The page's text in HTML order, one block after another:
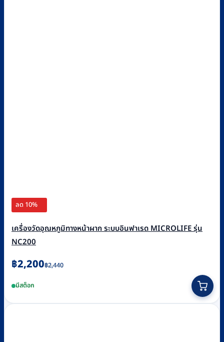
ลด 10%
เครื่องวัดอุณหภูมิทางหน้าผาก ระบบอินฟาเรด MICROLIFE รุ่น
NC200
฿2,440
Original
was:
฿2,440.
฿2,200
Current
is:
฿2,200.
มีสต็อก